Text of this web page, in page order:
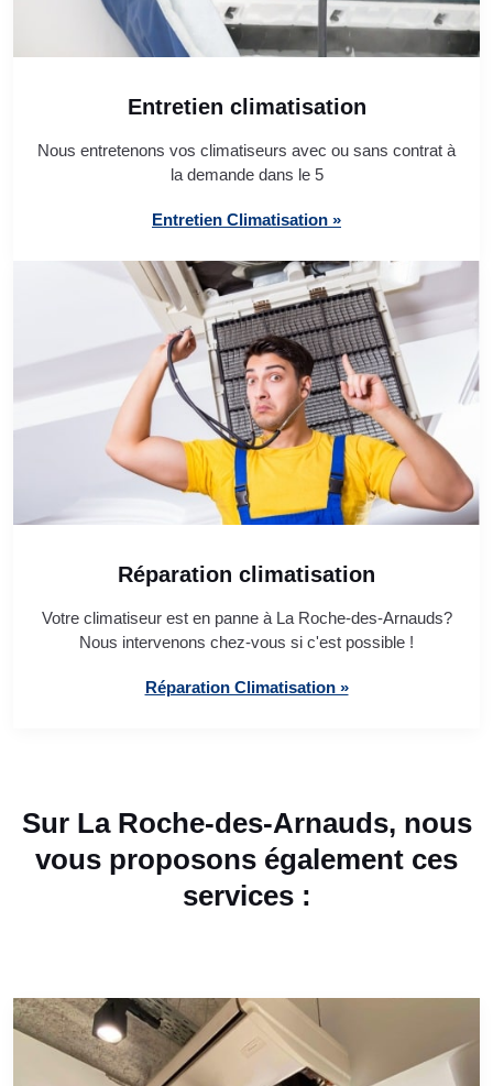
Entretien climatisation
Nous entretenons vos climatiseurs avec ou sans contrat à
la demande dans le 5
Entretien Climatisation »
Réparation climatisation
Votre climatiseur est en panne à La Roche-des-Arnauds?
Nous intervenons chez-vous si c'est possible !
Réparation Climatisation »
Sur La Roche-des-Arnauds, nous
vous proposons également ces
services :